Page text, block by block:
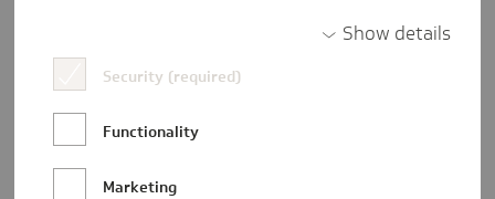
Show details
Security (required)
Functionality
Marketing